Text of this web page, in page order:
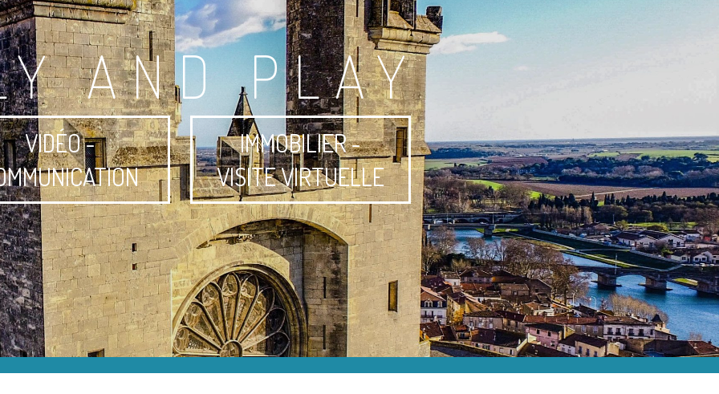
AND PLAY
VIDÉO -
IMMOBILIER -
VISITE VIRTUELLE